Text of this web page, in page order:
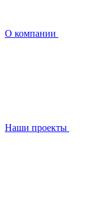
О компании
Наши проекты